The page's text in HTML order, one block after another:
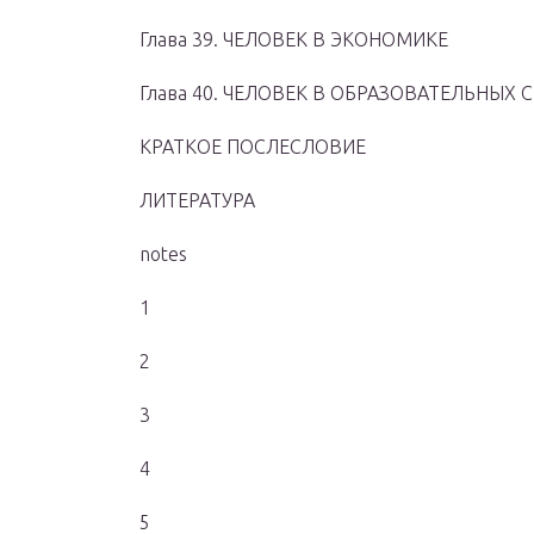
Глава 39. ЧЕЛОВЕК В ЭКОНОМИКЕ
Глава 40. ЧЕЛОВЕК В ОБРАЗОВАТЕЛЬНЫХ
КРАТКОЕ ПОСЛЕСЛОВИЕ
ЛИТЕРАТУРА
notes
1
2
3
4
5